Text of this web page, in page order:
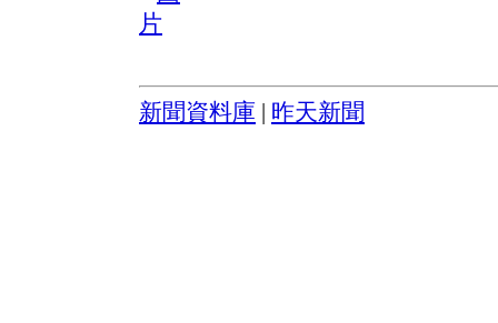
新聞資料庫 昨天新聞